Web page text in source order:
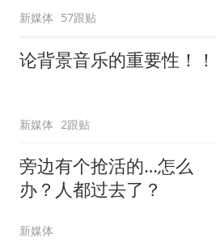
新媒体 57跟贴
论背景音乐的重要性！！
新媒体 2跟贴
旁边有个抢活的…怎么
办？人都过去了？
新媒体